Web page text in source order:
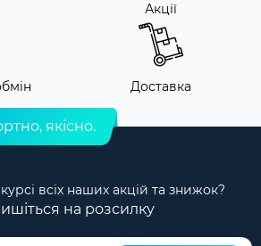
Акції
Доставка
якісно.
всіх наших акцій та знижок?
на розсилку